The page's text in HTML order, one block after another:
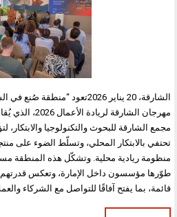
الشارقة، 20 يناير 2026تعود
مجمع الشارقة للبحوث والتكنولوجيا والابتكار،
تحتفي بالابتكار المحلي، وتسلّط الضوء على
منظومة ريادية محلية. وتشكّل هذه المنطقة
طوّرها مؤسسون داخل الإمارة، وتعكس قدرتهم
قائمة، بما يفتح آفاقًا للتواصل مع الشركاء